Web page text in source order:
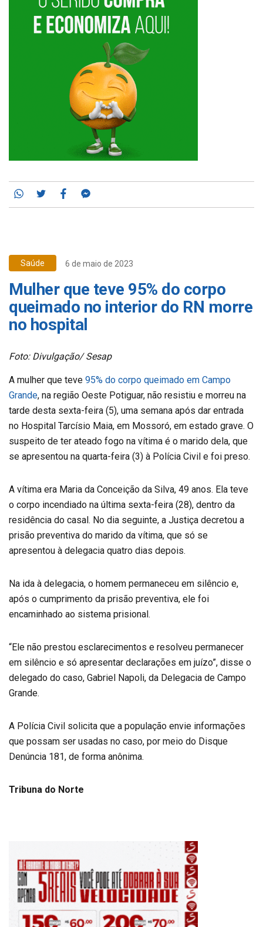
Whatsapp
TwitterFacebook
Saúde 6 de maio de 2023
Mulher que teve 95% do corpo
queimado no interior do RN morre
no hospital
Foto: Divulgação/ Sesap
A mulher que teve 95% do corpo queimado em Campo
Grande, na região Oeste Potiguar, não resistiu e morreu na
tarde desta sexta-feira (5), uma semana após dar entrada
no Hospital Tarcísio Maia, em Mossoró, em estado grave. O
suspeito de ter ateado fogo na vítima é o marido dela, que
se apresentou na quarta-feira (3) à Polícia Civil e foi preso.
A vítima era Maria da Conceição da Silva, 49 anos. Ela teve
o corpo incendiado na última sexta-feira (28), dentro da
residência do casal. No dia seguinte, a Justiça decretou a
prisão preventiva do marido da vítima, que só se
apresentou à delegacia quatro dias depois.
Na ida à delegacia, o homem permaneceu em silêncio e,
após o cumprimento da prisão preventiva, ele foi
encaminhado ao sistema prisional.
“Ele não prestou esclarecimentos e resolveu permanecer
em silêncio e só apresentar declarações em juízo”, disse o
delegado do caso, Gabriel Napoli, da Delegacia de Campo
Grande.
A Polícia Civil solicita que a população envie informações
que possam ser usadas no caso, por meio do Disque
Denúncia 181, de forma anônima.
Tribuna do Norte